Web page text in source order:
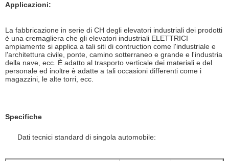
Applicazioni:
La fabbricazione in serie di CH degli elevatori industriali dei prodotti
è una cremagliera che gli elevatori industriali ELETTRICI
ampiamente si applica a tali siti di contruction come l'industriale e
l'architettura civile, ponte, camino sotterraneo e grande e l'industria
della nave, ecc. È adatto al trasporto verticale dei materiali e del
personale ed inoltre è adatte a tali occasioni differenti come i
magazzini, le alte torri, ecc.
Specifiche
Dati tecnici standard di singola automobile: